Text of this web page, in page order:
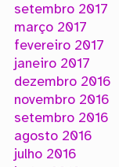
setembro 2017
março 2017
fevereiro 2017
janeiro 2017
dezembro 2016
novembro 2016
setembro 2016
agosto 2016
julho 2016